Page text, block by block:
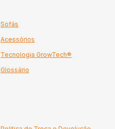
Sofás
Acessórios
Tecnologia GrowTech®
Glossário